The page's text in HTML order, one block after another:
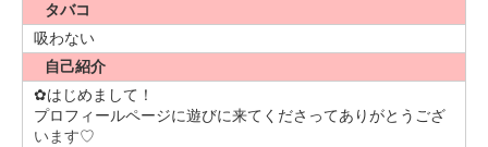
タバコ
吸わない
自己紹介
✿はじめまして！
プロフィールページに遊びに来てくださってありがとうござ
います♡